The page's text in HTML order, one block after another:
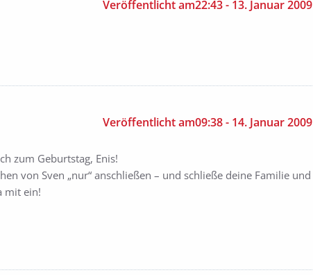
Veröffentlicht am22:43 - 13. Januar 2009
Veröffentlicht am09:38 - 14. Januar 2009
zum Geburtstag, Enis!
von Sven „nur“ anschließen – und schließe deine Familie und
mit ein!